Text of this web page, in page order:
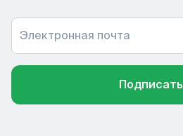
Электронная почта